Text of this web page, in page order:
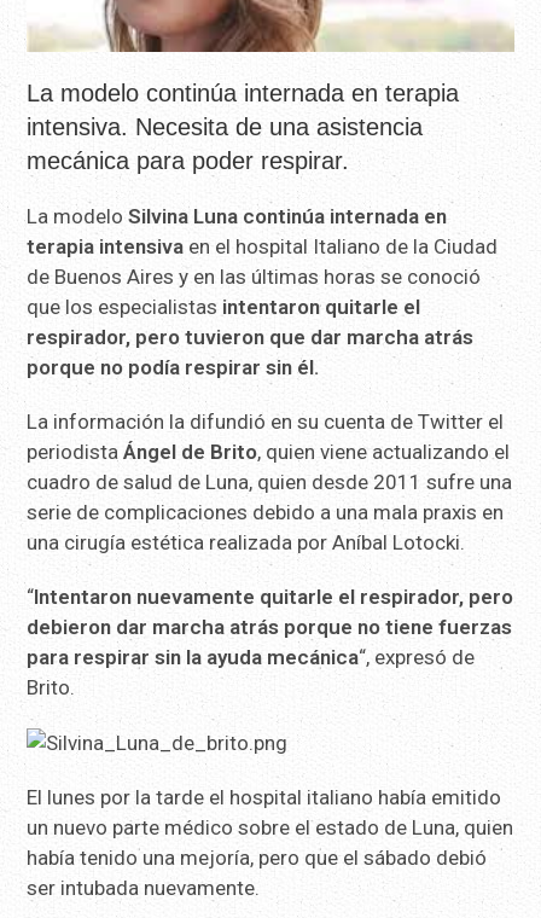
La modelo continúa internada en terapia
intensiva. Necesita de una asistencia
mecánica para poder respirar.
La modeloSilvina Luna continúa internada en
terapia intensiva en el hospital Italiano de la Ciudad
de Buenos Aires y en las últimas horas se conoció
que los especialistas intentaron quitarle el
respirador, pero tuvieron que dar marcha atrás
porque no podía respirar sin él.
La información la difundió en su cuenta de Twitter el
periodistaÁngel de Brito, quien viene actualizando el
cuadro de salud de Luna, quien desde 2011 sufre una
serie de complicaciones debido a una mala praxis en
una cirugía estética realizada por Aníbal Lotocki.
“Intentaron nuevamente quitarle el respirador, pero
debieron dar marcha atrás porque no tiene fuerzas
para respirar sin la ayuda mecánica“, expresó de
Brito.
El lunes por la tarde el hospital italiano había emitido
un nuevo parte médico sobre el estado de Luna, quien
había tenido una mejoría, pero que el sábado debió
ser intubada nuevamente.